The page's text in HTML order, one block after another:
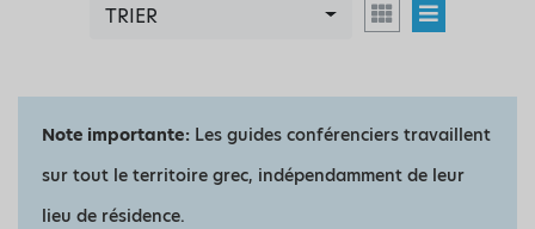
TRIER
Note importante: Les guides conférenciers travaillent
sur tout le territoire grec, indépendamment de leur
lieu de résidence.